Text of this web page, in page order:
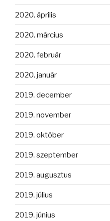
2020. április
2020. március
2020. február
2020. január
2019. december
2019. november
2019. október
2019. szeptember
2019. augusztus
2019. július
2019. június